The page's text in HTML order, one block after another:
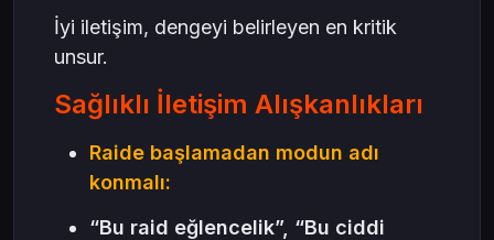
İyi iletişim, dengeyi belirleyen en kritik
unsur.
Sağlıklı İletişim Alışkanlıkları
Raide başlamadan modun adı
konmalı:
“Bu raid eğlencelik”, “Bu ciddi